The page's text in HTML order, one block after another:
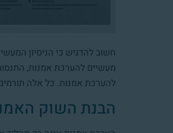
חשוב להדגיש כי הניסיון
מעשיים להערכת אמנות,
להערכת אמנות. כל אלה
הבנת השוק